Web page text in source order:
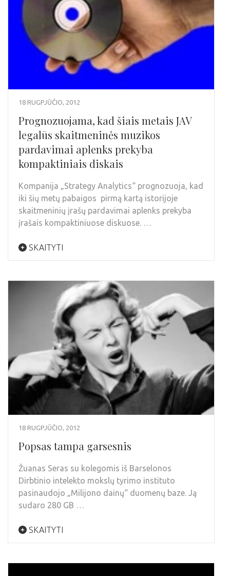
18 RUGPJŪČIO, 2012
Prognozuojama, kad šiais metais JAV
legalūs skaitmeninės muzikos
pardavimai aplenks prekyba
kompaktiniais diskais
Kompanija „Strategy Analytics“ prognozuoja, kad
iki šių metų pabaigos pirmą kartą istorijoje
skaitmeninių įrašų pardavimai aplenks prekyba
įrašais kompaktiniuose diskuose. …
SKAITYTI
18 RUGPJŪČIO, 2012
Popsas tampa garsesnis
Žuanas Seras su kolegomis iš Barselonos
Dirbtinio intelekto mokslų tyrimo instituto
pasinaudojo „Milijono dainų“ duomenų baze. Ją
sudaro 280 GB …
SKAITYTI